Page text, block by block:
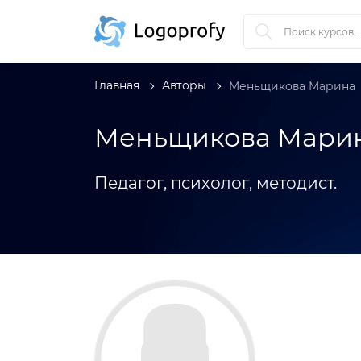
Меньщикова
Педагог, психолог, методист.
Главная Авторы Меньщикова Марина